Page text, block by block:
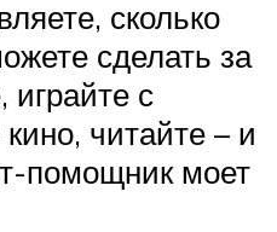
сколько
сделать за
играйте с
читайте – и
помощник моет